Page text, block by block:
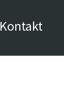
Kontakt